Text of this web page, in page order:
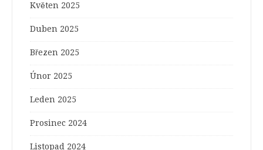
Květen 2025
Duben 2025
Březen 2025
Únor 2025
Leden 2025
Prosinec 2024
Listopad 2024